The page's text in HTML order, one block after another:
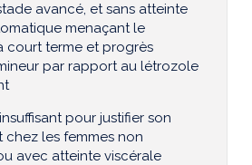
avancé, et sans atteinte
menaçant le
court terme et progrès
par rapport au létrozole
pour justifier son
chez les femmes non
avec atteinte viscérale